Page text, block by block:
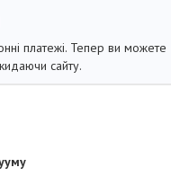
платежі. Тепер ви можете
сайту.